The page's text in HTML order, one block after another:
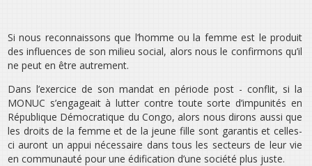
Si nous reconnaissons que l’homme ou la femme est le produit
des influences de son milieu social, alors nous le confirmons qu’il
ne peut en être autrement.
Dans l’exercice de son mandat en période post - conflit, si la
MONUC s’engageait à lutter contre toute sorte d’impunités en
République Démocratique du Congo, alors nous dirons aussi que
les droits de la femme et de la jeune fille sont garantis et celles-
ci auront un appui nécessaire dans tous les secteurs de leur vie
en communauté pour une édification d’une société plus juste.